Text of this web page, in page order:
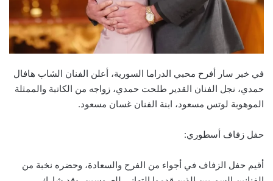
في خبر سار أفرح محبي الدراما السورية، أعلن الفنان الشاب هافال
حمدي، نجل الفنان القدير طلحت حمدي، زواجه من الكاتبة والممثلة
الموهوبة لوتس مسعود، ابنة الفنان غسان مسعود.
حفل زفاف أسطوري:
أقيم حفل الزفاف في أجواء من الفرح والسعادة، وحضره نخبة من